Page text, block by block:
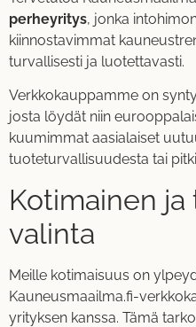
perheyritys, jonka
kiinnostavimmat
turvallisesti ja luotettavasti.
Verkkokauppamme on
josta löydät niin
kuumimmat aasialaiset
tuoteturvallisuudesta tai
Kotimainen
valinta
Meille kotimaisuus on
Kauneusmaailma.fi-
yrityksen kanssa. Tämä